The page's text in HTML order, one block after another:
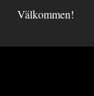
Välkommen!